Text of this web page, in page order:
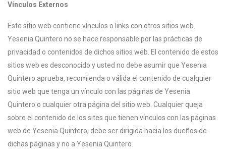
Vínculos Externos
Este sitio web contiene vínculos o links con otros sitios web.
Yesenia Quintero no se hace responsable por las prácticas de
privacidad o contenidos de dichos sitios web. El contenido de estos
sitios web es desconocido y usted no debe asumir que Yesenia
Quintero aprueba, recomienda o válida el contenido de cualquier
sitio web que tenga un vínculo con las páginas de Yesenia
Quintero o cualquier otra página del sitio web. Cualquier queja
sobre el contenido de los sites que tienen vínculos con las páginas
web de Yesenia Quintero, debe ser dirigida hacia los dueños de
dichas páginas y no a Yesenia Quintero.